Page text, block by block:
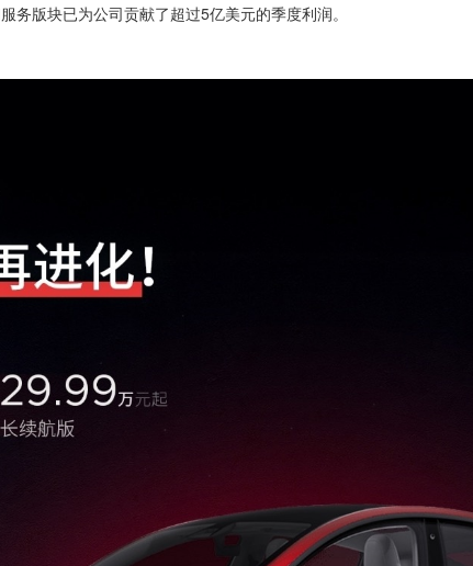
版块已为公司贡献了超过5亿美元的季度利润。